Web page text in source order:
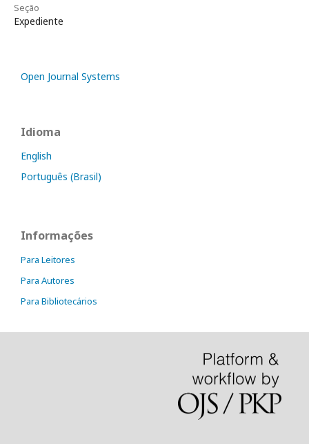
Seção
Expediente
Open Journal Systems
Idioma
English
Português (Brasil)
Informações
Para Leitores
Para Autores
Para Bibliotecários